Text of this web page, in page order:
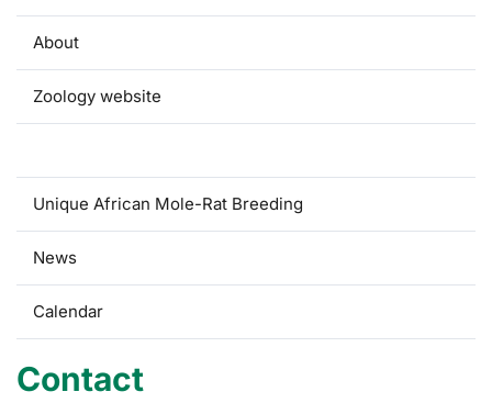
About
Zoology website
Unique African Mole-Rat Breeding
News
Calendar
Contact